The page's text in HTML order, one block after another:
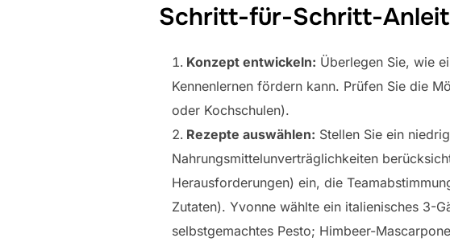
Schritt-für-Schritt-
Konzept entwickeln: Überlegen Sie, wie
Kennenlernen fördern kann. Prüfen Sie die
oder Kochschulen).
Rezepte auswählen: Stellen Sie ein
Nahrungsmittelunverträglichkeiten
Herausforderungen) ein, die
Zutaten). Yvonne wählte ein italienisches 3-
selbstgemachtes Pesto; Himbeer-